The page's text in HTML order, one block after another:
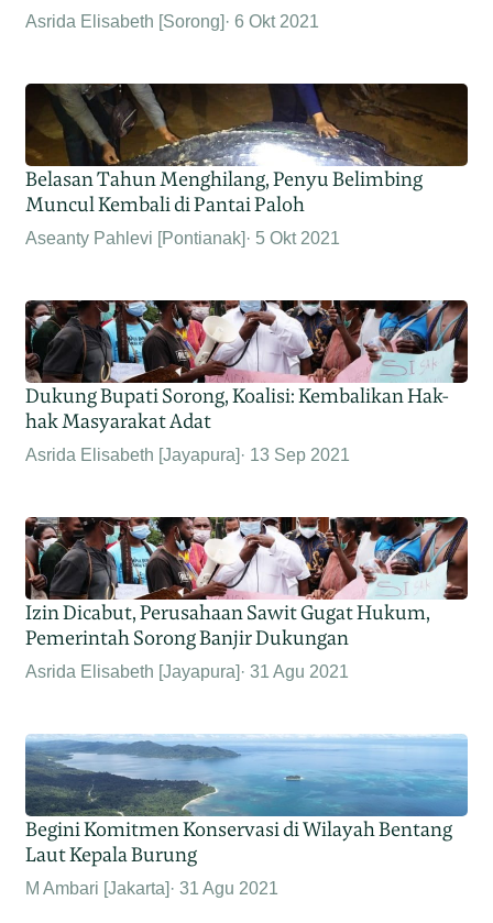
Asrida Elisabeth [Sorong] 6 Okt 2021
Belasan Tahun Menghilang, Penyu Belimbing
Muncul Kembali di Pantai Paloh
Aseanty Pahlevi [Pontianak] 5 Okt 2021
Dukung Bupati Sorong, Koalisi: Kembalikan Hak-
hak Masyarakat Adat
Asrida Elisabeth [Jayapura] 13 Sep 2021
Izin Dicabut, Perusahaan Sawit Gugat Hukum,
Pemerintah Sorong Banjir Dukungan
Asrida Elisabeth [Jayapura] 31 Agu 2021
Begini Komitmen Konservasi di Wilayah Bentang
Laut Kepala Burung
M Ambari [Jakarta] 31 Agu 2021